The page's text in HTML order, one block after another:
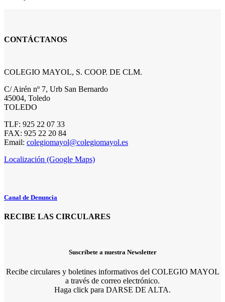
CONTÁCTANOS
COLEGIO MAYOL, S. COOP. DE CLM.
C/ Airén nº 7, Urb San Bernardo
45004, Toledo
TOLEDO
TLF: 925 22 07 33
FAX: 925 22 20 84
Email: colegiomayol@colegiomayol.es
Localización (Google Maps)
Canal de Denuncia
RECIBE LAS CIRCULARES
Suscríbete a nuestra Newsletter
Recibe circulares y boletines informativos del COLEGIO MAYOL
a través de correo electrónico.
Haga click para DARSE DE ALTA.